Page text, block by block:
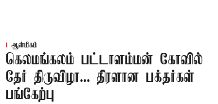
ஆன்மிகம்
கெலமங்கலம் பட்டாளம்மன் கோவில்
தேர் திருவிழா... திரளான பக்தர்கள்
பங்கேற்பு